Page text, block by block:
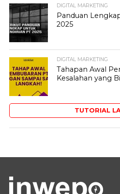
DIGITAL MARKETING
Panduan
2025
DIGITAL MARKETING
Tahapan Awal
Kesalahan yang
TUTORIAL